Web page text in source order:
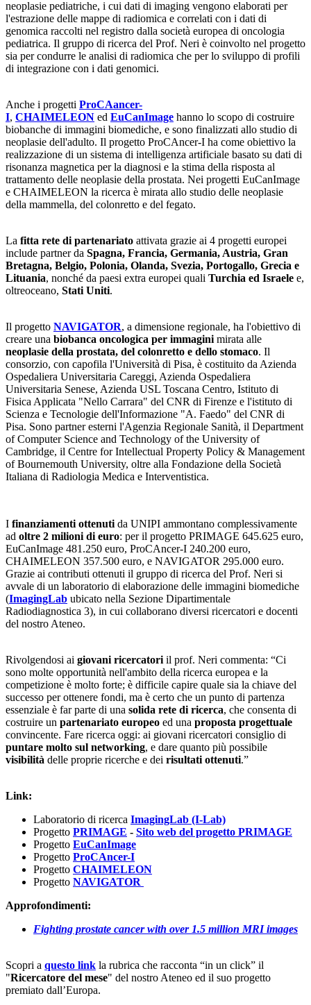
neoplasie pediatriche, i cui dati di imaging vengono elaborati per
l'estrazione delle mappe di radiomica e correlati con i dati di
genomica raccolti nel registro dalla società europea di oncologia
pediatrica. Il gruppo di ricerca del Prof. Neri è coinvolto nel progetto
sia per condurre le analisi di radiomica che per lo sviluppo di profili
di integrazione con i dati genomici.
Anche i progetti ProCAancer-
I, CHAIMELEON ed EuCanImage hanno lo scopo di costruire
biobanche di immagini biomediche, e sono finalizzati allo studio di
neoplasie dell'adulto. Il progetto ProCAncer-I ha come obiettivo la
realizzazione di un sistema di intelligenza artificiale basato su dati di
risonanza magnetica per la diagnosi e la stima della risposta al
trattamento delle neoplasie della prostata. Nei progetti EuCanImage
e CHAIMELEON la ricerca è mirata allo studio delle neoplasie
della mammella, del colonretto e del fegato.
La fitta rete di partenariato attivata grazie ai 4 progetti europei
include partner da Spagna, Francia, Germania, Austria, Gran
Bretagna, Belgio, Polonia, Olanda, Svezia, Portogallo, Grecia e
Lituania, nonché da paesi extra europei quali Turchia ed Israele e,
oltreoceano, Stati Uniti.
Il progetto NAVIGATOR, a dimensione regionale, ha l'obiettivo di
creare una biobanca oncologica per immagini mirata alle
neoplasie della prostata, del colonretto e dello stomaco. Il
consorzio, con capofila l'Università di Pisa, è costituito da Azienda
Ospedaliera Universitaria Careggi, Azienda Ospedaliera
Universitaria Senese, Azienda USL Toscana Centro, Istituto di
Fisica Applicata "Nello Carrara" del CNR di Firenze e l'istituto di
Scienza e Tecnologie dell'Informazione "A. Faedo" del CNR di
Pisa. Sono partner esterni l'Agenzia Regionale Sanità, il Department
of Computer Science and Technology of the University of
Cambridge, il Centre for Intellectual Property Policy & Management
of Bournemouth University, oltre alla Fondazione della Società
Italiana di Radiologia Medica e Interventistica.
I finanziamenti ottenuti da UNIPI ammontano complessivamente
ad oltre 2 milioni di euro: per il progetto PRIMAGE 645.625 euro,
EuCanImage 481.250 euro, ProCAncer-I 240.200 euro,
CHAIMELEON 357.500 euro, e NAVIGATOR 295.000 euro.
Grazie ai contributi ottenuti il gruppo di ricerca del Prof. Neri si
avvale di un laboratorio di elaborazione delle immagini biomediche
(ImagingLab ubicato nella Sezione Dipartimentale
Radiodiagnostica 3), in cui collaborano diversi ricercatori e docenti
del nostro Ateneo.
Rivolgendosi ai giovani ricercatori il prof. Neri commenta: “Ci
sono molte opportunità nell'ambito della ricerca europea e la
competizione è molto forte; è difficile capire quale sia la chiave del
successo per ottenere fondi, ma è certo che un punto di partenza
essenziale è far parte di una solida rete di ricerca, che consenta di
costruire un partenariato europeo ed una proposta progettuale
convincente. Fare ricerca oggi: ai giovani ricercatori consiglio di
puntare molto sul networking, e dare quanto più possibile
visibilità delle proprie ricerche e dei risultati ottenuti.”
Link:
Laboratorio di ricerca ImagingLab (I-Lab)
Progetto PRIMAGE - Sito web del progetto PRIMAGE
Progetto EuCanImage
Progetto ProCAncer-I
Progetto CHAIMELEON
Progetto NAVIGATOR
Approfondimenti:
Fighting prostate cancer with over 1.5 million MRI images
Scopri a questo link la rubrica che racconta “in un click” il
"Ricercatore del mese" del nostro Ateneo ed il suo progetto
premiato dall’Europa.